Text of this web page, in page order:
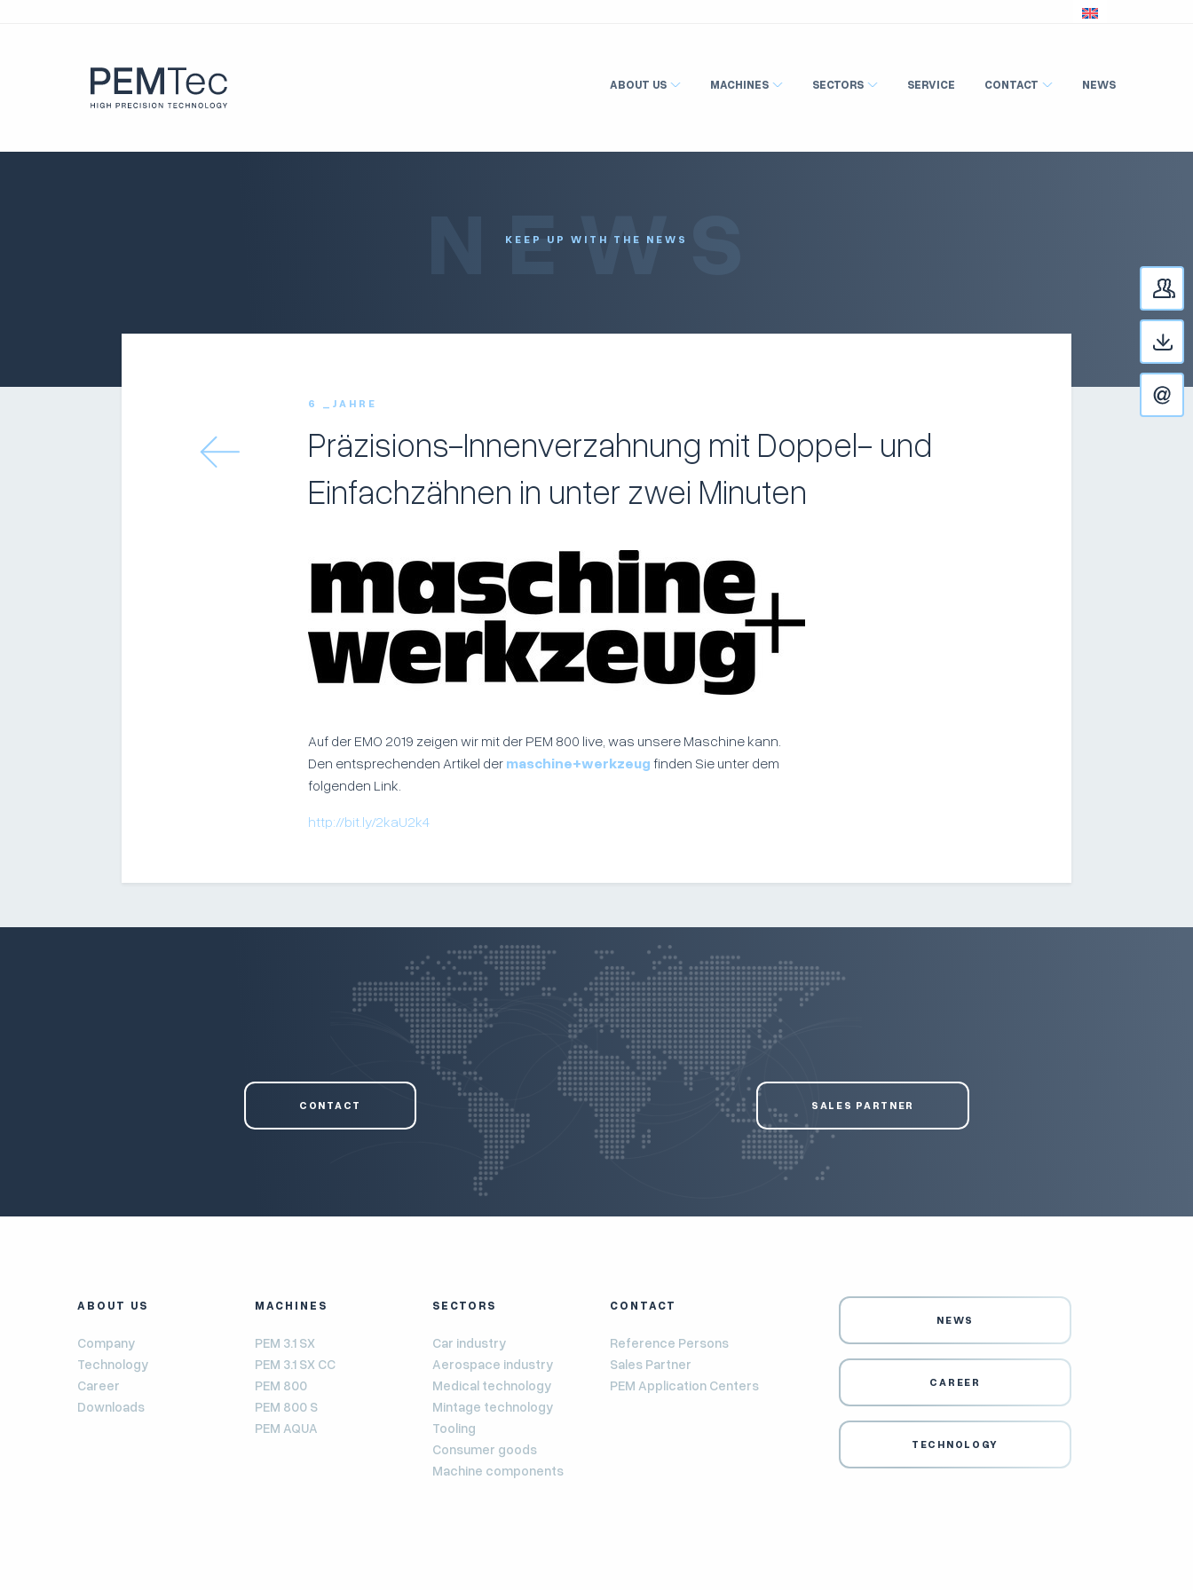
ABOUT US MACHINES SECTORS SERVICE CONTACT NEWS
KEEP UP WITH THE NEWS
NEWS
6 _JAHRE
Präzisions-Innenverzahnung mit Doppel- und
Einfachzähnen in unter zwei Minuten
Auf der EMO 2019 zeigen wir mit der PEM 800 live, was unsere Maschine kann.
Den entsprechenden Artikel der maschine+werkzeug finden Sie unter dem
folgenden Link.
http://bit.ly/2kaU2k4
CONTACT SALES PARTNER
ABOUT US
Company
Technology
Career
Downloads
MACHINES
PEM 3.1 SX
PEM 3.1 SX CC
PEM 800
PEM 800 S
PEM AQUA
SECTORS
Car industry
Aerospace industry
Medical technology
Mintage technology
Tooling
Consumer goods
Machine components
CONTACT
Reference Persons
Sales Partner
PEM Application Centers
NEWS
CAREER
TECHNOLOGY